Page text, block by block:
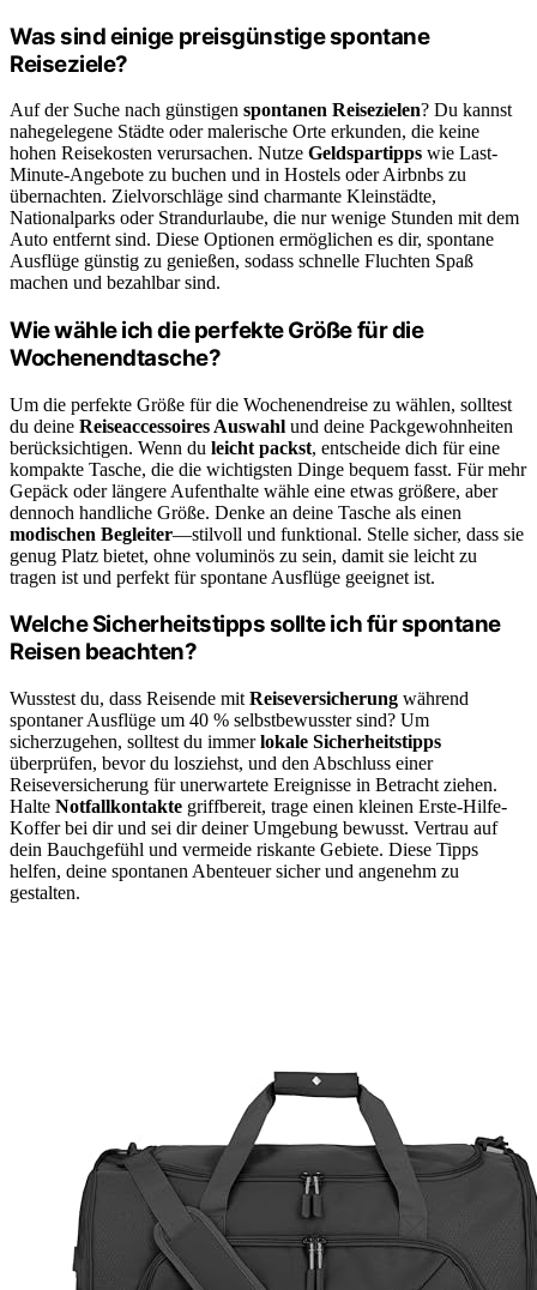
Was sind einige preisgünstige spontane
Reiseziele?
Auf der Suche nach günstigen spontanen Reisezielen? Du kannst
nahegelegene Städte oder malerische Orte erkunden, die keine
hohen Reisekosten verursachen. Nutze Geldspartipps wie Last-
Minute-Angebote zu buchen und in Hostels oder Airbnbs zu
übernachten. Zielvorschläge sind charmante Kleinstädte,
Nationalparks oder Strandurlaube, die nur wenige Stunden mit dem
Auto entfernt sind. Diese Optionen ermöglichen es dir, spontane
Ausflüge günstig zu genießen, sodass schnelle Fluchten Spaß
machen und bezahlbar sind.
Wie wähle ich die perfekte Größe für die
Wochenendtasche?
Um die perfekte Größe für die Wochenendreise zu wählen, solltest
du deine Reiseaccessoires Auswahl und deine Packgewohnheiten
berücksichtigen. Wenn du leicht packst, entscheide dich für eine
kompakte Tasche, die die wichtigsten Dinge bequem fasst. Für mehr
Gepäck oder längere Aufenthalte wähle eine etwas größere, aber
dennoch handliche Größe. Denke an deine Tasche als einen
modischen Begleiter—stilvoll und funktional. Stelle sicher, dass sie
genug Platz bietet, ohne voluminös zu sein, damit sie leicht zu
tragen ist und perfekt für spontane Ausflüge geeignet ist.
Welche Sicherheitstipps sollte ich für spontane
Reisen beachten?
Wusstest du, dass Reisende mit Reiseversicherung während
spontaner Ausflüge um 40 % selbstbewusster sind? Um
sicherzugehen, solltest du immerlokale Sicherheitstipps
überprüfen, bevor du losziehst, und den Abschluss einer
Reiseversicherung für unerwartete Ereignisse in Betracht ziehen.
Halte Notfallkontakte griffbereit, trage einen kleinen Erste-Hilfe-
Koffer bei dir und sei dir deiner Umgebung bewusst. Vertrau auf
dein Bauchgefühl und vermeide riskante Gebiete. Diese Tipps
helfen, deine spontanen Abenteuer sicher und angenehm zu
gestalten.